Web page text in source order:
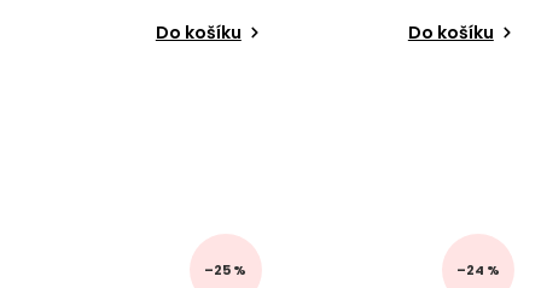
Do košíku Do košíku
–25 % –24 %